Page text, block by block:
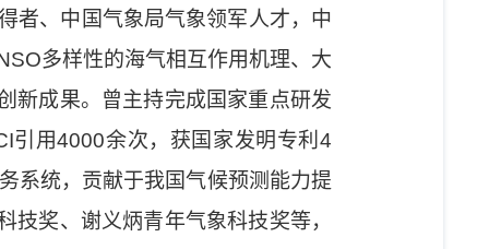
者、中国气象局气象领军人才，中
多样性的海气相互作用机理、大
新成果。曾主持完成国家重点研发
引用4000余次，获国家发明专利4
系统，贡献于我国气候预测能力提
奖、谢义炳青年气象科技奖等，